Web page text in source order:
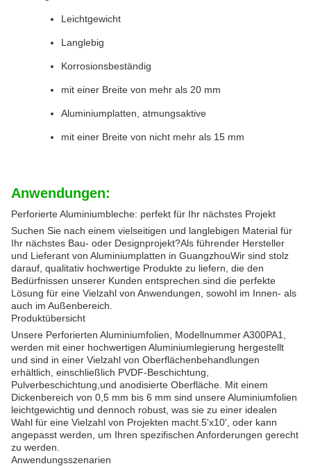
Leichtgewicht
Langlebig
Korrosionsbeständig
mit einer Breite von mehr als 20 mm
Aluminiumplatten, atmungsaktive
mit einer Breite von nicht mehr als 15 mm
Anwendungen:
Perforierte Aluminiumbleche: perfekt für Ihr nächstes Projekt
Suchen Sie nach einem vielseitigen und langlebigen Material für
Ihr nächstes Bau- oder Designprojekt?Als führender Hersteller
und Lieferant von Aluminiumplatten in GuangzhouWir sind stolz
darauf, qualitativ hochwertige Produkte zu liefern, die den
Bedürfnissen unserer Kunden entsprechen.sind die perfekte
Lösung für eine Vielzahl von Anwendungen, sowohl im Innen- als
auch im Außenbereich.
Produktübersicht
Unsere Perforierten Aluminiumfolien, Modellnummer A300PA1,
werden mit einer hochwertigen Aluminiumlegierung hergestellt
und sind in einer Vielzahl von Oberflächenbehandlungen
erhältlich, einschließlich PVDF-Beschichtung,
Pulverbeschichtung,und anodisierte Oberfläche. Mit einem
Dickenbereich von 0,5 mm bis 6 mm sind unsere Aluminiumfolien
leichtgewichtig und dennoch robust, was sie zu einer idealen
Wahl für eine Vielzahl von Projekten macht.5'x10', oder kann
angepasst werden, um Ihren spezifischen Anforderungen gerecht
zu werden.
Anwendungsszenarien